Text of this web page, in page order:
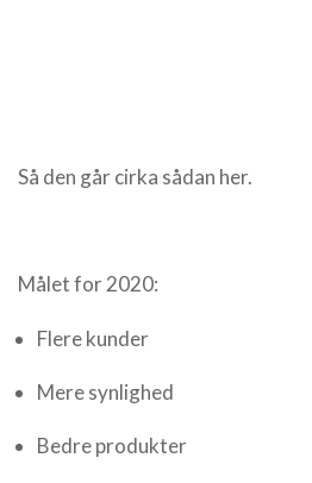
Så den går cirka sådan her.
Målet for 2020:
Flere kunder
Mere synlighed
Bedre produkter